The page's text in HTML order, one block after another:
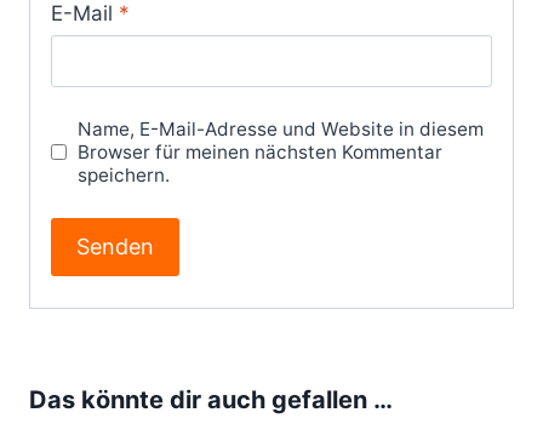
E-Mail *
Name, E-Mail-Adresse und Website in diesem
Browser für meinen nächsten Kommentar
speichern.
Das könnte dir auch gefallen …